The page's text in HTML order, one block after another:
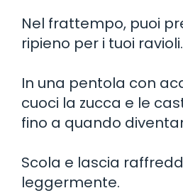
Nel frattempo, puoi
ripieno per i tuoi ravioli.
In una pentola con
cuoci la zucca e le
fino a quando
Scola e lascia
leggermente.